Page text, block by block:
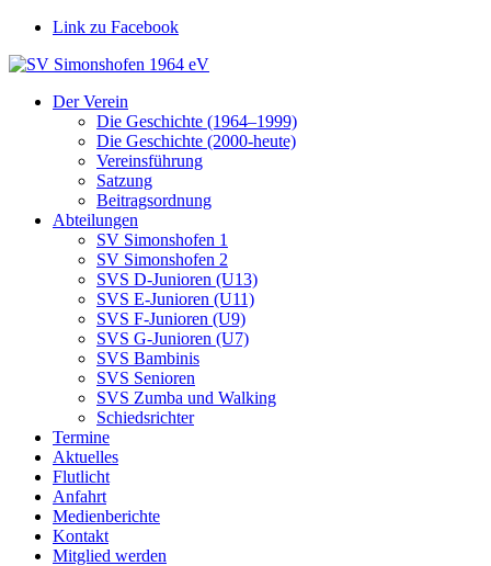
Link zu Facebook
Der Verein
Die Geschichte (1964–1999)
Die Geschichte (2000-heute)
Vereinsführung
Satzung
Beitragsordnung
Abteilungen
SV Simonshofen 1
SV Simonshofen 2
SVS D‑Junioren (U13)
SVS E‑Junioren (U11)
SVS F‑Junioren (U9)
SVS G‑Junioren (U7)
SVS Bambinis
SVS Senioren
SVS Zumba und Walking
Schiedsrichter
Termine
Aktuelles
Flutlicht
Anfahrt
Medienberichte
Kontakt
Mitglied werden